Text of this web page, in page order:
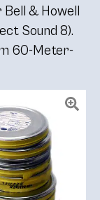
Bell & Howell
Sound 8).
60-Meter-